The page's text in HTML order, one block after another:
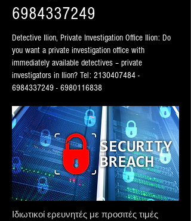
6984337249
Detective Ilion, Private Investigation Office Ilion: Do
you want a private investigation office with
immediately available detectives – private
investigators in Ilion? Tel: 2130407484 -
6984337249 - 6980116838
Ιδιωτικοί ερευνητές με προσιτές τιμές